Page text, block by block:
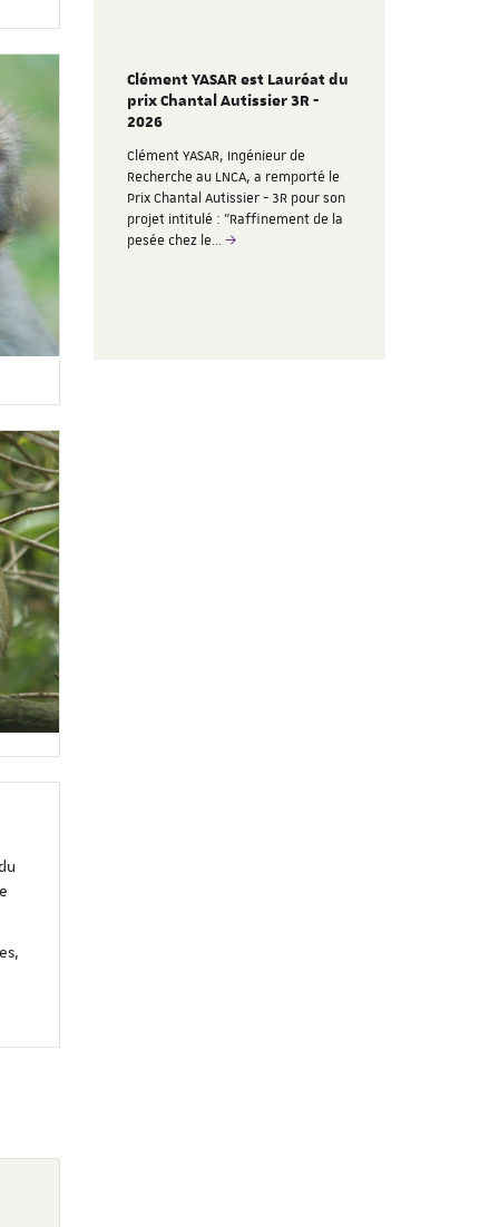
30
Clément YASAR est Lauréat du
prix Chantal Autissier 3R -
2026
Clément YASAR, Ingénieur de
Recherche au LNCA, a remporté le
Prix Chantal Autissier - 3R pour son
projet intitulé : "Raffinement de la
pesée chez le…